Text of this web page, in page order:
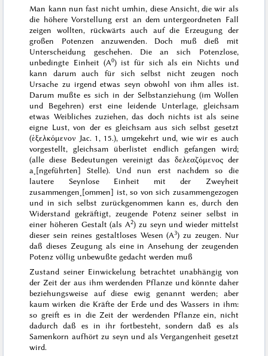
Man kann nun fast nicht umhin, diese Ansicht, die wir als
die höhere Vorstellung erst an dem untergeordneten Fall
zeigen wollten, rückwärts auch auf die Erzeugung der
großen Potenzen anzuwenden. Doch muß dieß mit
Unterscheidung geschehen. Die an sich Potenzlose,
unbedingte Einheit (A0) ist für sich als ein Nichts und
kann darum auch für sich selbst nicht zeugen noch
Ursache zu irgend etwas seyn obwohl von ihm alles ist.
Darum mußte es sich in der Selbstanziehung (im Wollen
und Begehren) erst eine leidende Unterlage, gleichsam
etwas Weibliches zuziehen, das doch nichts ist als seine
eigne Lust, von der es gleichsam aus sich selbst gesetzt
(ἑξελκόμενον Jac. 1, 15.), umgekehrt und, wie wir es auch
vorgestellt, gleichsam überlistet endlich gefangen wird;
(alle diese Bedeutungen vereinigt das δελεαζόμενοςder
a˖[ngeführten] Stelle). Und nun erst nachdem so die
lautere Seynlose Einheit mit der Zweyheit
zusammengen˖[ommen] ist, so von sich zusammengezogen
und in sich selbst zurückgenommen kann es, durch den
Widerstand gekräftigt, zeugende Potenz seiner selbst in
einer höheren Gestalt (als A2) zu seyn und wieder mittelst
dieser sein reines gestaltloses Wesen (A3) zu zeugen. Nur
daß dieses Zeugung als eine in Ansehung der zeugenden
Potenz völlig unbewußte gedacht werden muß
Zustand seiner Einwickelung betrachtet unabhängig von
der Zeit der aus ihm werdenden Pflanze und könnte daher
beziehungsweise auf diese ewig genannt werden; aber
kaum wirken die Kräfte der Erde und des Wassers in ihm:
so greift es in die Zeit der werdenden Pflanze ein, nicht
dadurch daß es in ihr fortbesteht, sondern daß es als
Samenkorn aufhört zu seyn und als Vergangenheit gesetzt
wird.